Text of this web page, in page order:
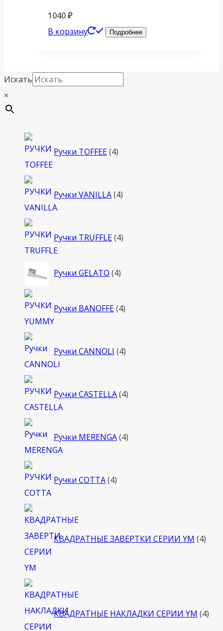
1040₽
В корзину
Подробнее
Искать
×
Ручки TOFFEE 4товара
Ручки VANILLA 4товара
Ручки TRUFFLE 4товара
Ручки GELATO 44
Ручки BANOFFE 4товара
Ручки CANNOLI 4товара
Ручки CASTELLA 4товара
Ручки MERENGA 4товара
Ручки COTTA 4товара
КВАДРАТНЫЕ ЗАВЕРТКИ СЕРИИ YM 4
КВАДРАТНЫЕ НАКЛАДКИ СЕРИИ YM 4